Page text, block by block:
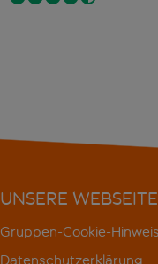
UNSERE WEBSEITE
Gruppen-Cookie-
Datenschutzerklärung